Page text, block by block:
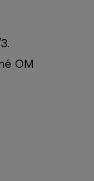
OM